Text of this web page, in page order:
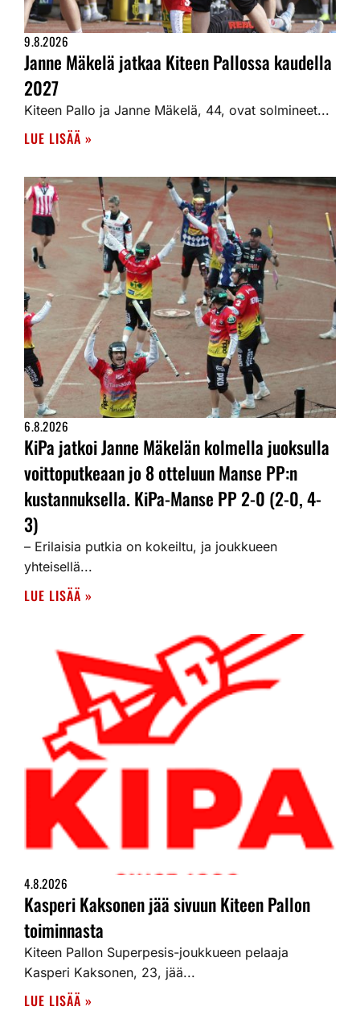
9.8.2026
Janne Mäkelä jatkaa Kiteen Pallossa kaudella
2027
Kiteen Pallo ja Janne Mäkelä, 44, ovat solmineet...
LUE LISÄÄ »
6.8.2026
KiPa jatkoi Janne Mäkelän kolmella juoksulla
voittoputkeaan jo 8 otteluun Manse PP:n
kustannuksella. KiPa-Manse PP 2-0 (2-0, 4-
3)
– Erilaisia putkia on kokeiltu, ja joukkueen
yhteisellä...
LUE LISÄÄ »
4.8.2026
Kasperi Kaksonen jää sivuun Kiteen Pallon
toiminnasta
Kiteen Pallon Superpesis-joukkueen pelaaja
Kasperi Kaksonen, 23, jää...
LUE LISÄÄ »